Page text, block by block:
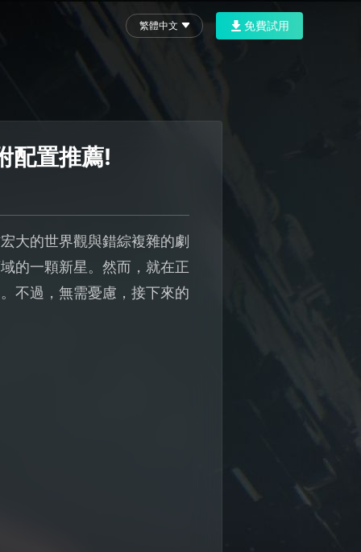
繁體中文 免費試用
配置推薦!
大的世界觀與錯綜複雜的劇
的一顆新星。然而，就在正
不過，無需憂慮，接下來的